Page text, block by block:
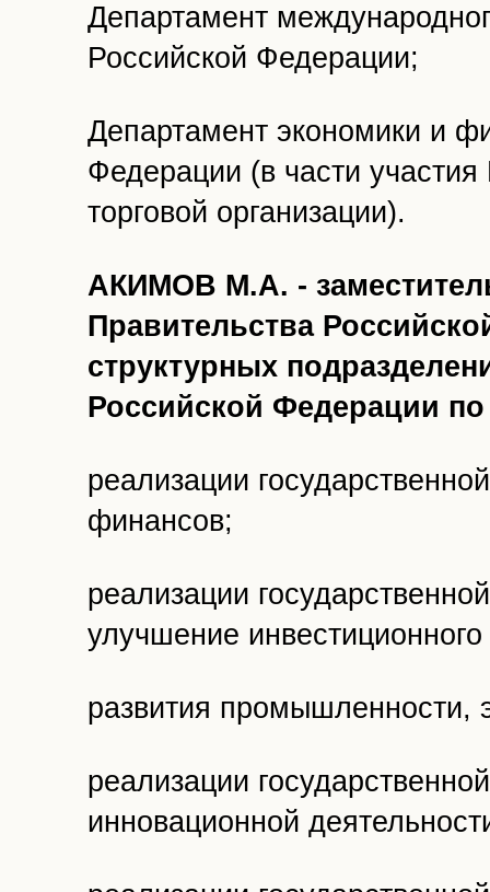
Департамент
Российской Федерации;
Департамент экономики и
Федерации (в части
торговой организации).
АКИМОВ М.А. -
Правительства
структурных
Российской Федерации
реализации
финансов;
реализации
улучшение
развития промышленности,
реализации
инновационной